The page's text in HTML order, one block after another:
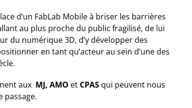
d’un FabLab Mobile à briser les barrières
au plus proche du public fragilisé, de lui
du numérique 3D, d’y développer des
en tant qu’acteur au sein d’une des
aux MJ, AMO et CPAS qui peuvent nous
passage.